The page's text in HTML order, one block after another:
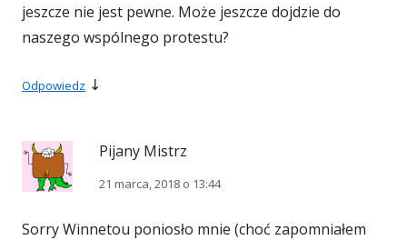
jeszcze nie jest pewne. Może jeszcze dojdzie do
naszego wspólnego protestu?
Odpowiedz ↓
Pijany Mistrz
21 marca, 2018 o 13:44
Sorry Winnetou poniosło mnie (choć zapomniałem